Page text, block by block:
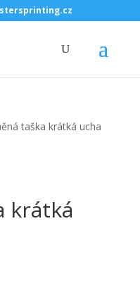
taška krátká ucha
krátká